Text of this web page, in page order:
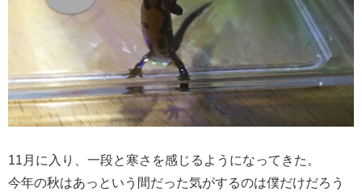
11月に入り、一段と寒さを感じるようになってきた。
今年の秋はあっという間だった気がするのは僕だけだろう